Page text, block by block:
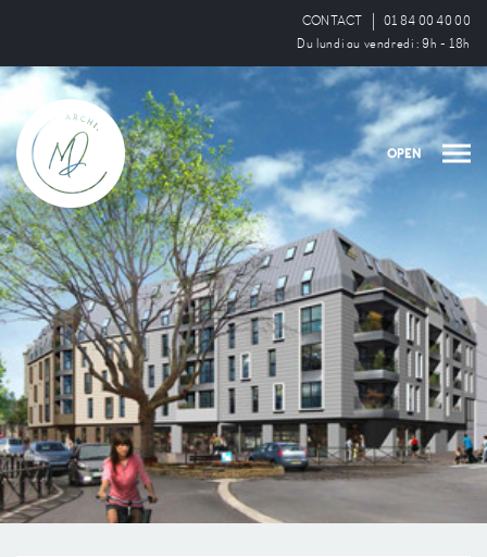
CONTACT
01 84 00 40 00
Du lundi au vendredi : 9h - 18h
OPEN